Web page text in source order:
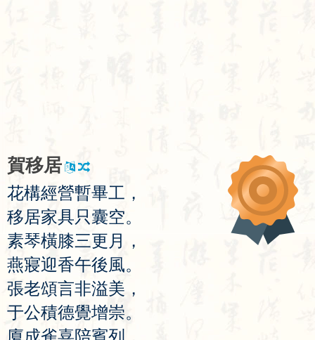
賀移居
花構經營暫畢工 ，
移居家具只囊空。
素琴橫膝三更 月
，
燕寢迎香午後風。
張老頌言非溢美 ，
于公積德覺增崇。
廈成雀喜陪賓列 ，